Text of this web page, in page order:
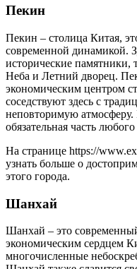
Пекин
Пекин – столица Китая,
современной динамикой.
исторические памятники,
Неба и Летний дворец.
экономическим центром
соседствуют здесь с
неповторимую
обязательная часть
На странице https://
узнать больше о
этого города.
Шанхай
Шанхай – это
экономическим сердцем
многочисленные